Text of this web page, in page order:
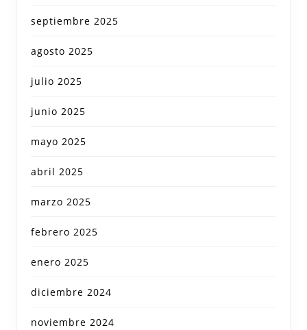
septiembre 2025
agosto 2025
julio 2025
junio 2025
mayo 2025
abril 2025
marzo 2025
febrero 2025
enero 2025
diciembre 2024
noviembre 2024